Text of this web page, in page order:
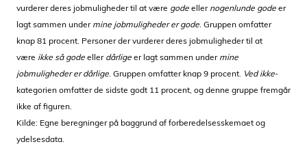
vurderer deres jobmuligheder til at være gode eller nogenlunde gode er
lagt sammen under mine jobmuligheder er gode. Gruppen omfatter
knap 81 procent. Personer der vurderer deres jobmuligheder til at
være ikke så gode eller dårlige er lagt sammen under mine
jobmuligheder er dårlige. Gruppen omfatter knap 9 procent. Ved ikke-
kategorien omfatter de sidste godt 11 procent, og denne gruppe fremgår
ikke af figuren.
Kilde: Egne beregninger på baggrund af forberedelsesskemaet og
ydelsesdata.